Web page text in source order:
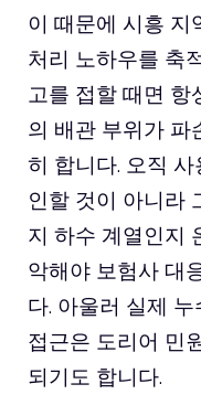
이 때문에 시흥 지
처리 노하우를 축
고를 접할 때면 항
의 배관 부위가 파
히 합니다. 오직 사
인할 것이 아니라
지 하수 계열인지
악해야 보험사 대
다. 아울러 실제
접근은 도리어 민
되기도 합니다.